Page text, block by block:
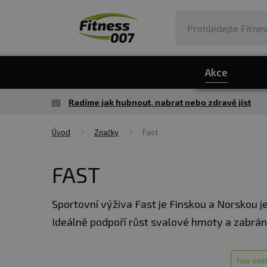
Akce
Radíme jak hubnout, nabrat nebo zdravě jíst
Úvod Značky Fast
FAST
Sportovní výživa Fast je Finskou a Norskou
Ideálně podpoří růst svalové hmoty a
Toto